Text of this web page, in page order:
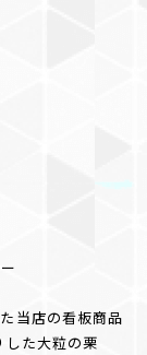
当店の看板商品
した大粒の栗